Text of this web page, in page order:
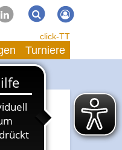
Suche Suchen
click-TT
Turniere